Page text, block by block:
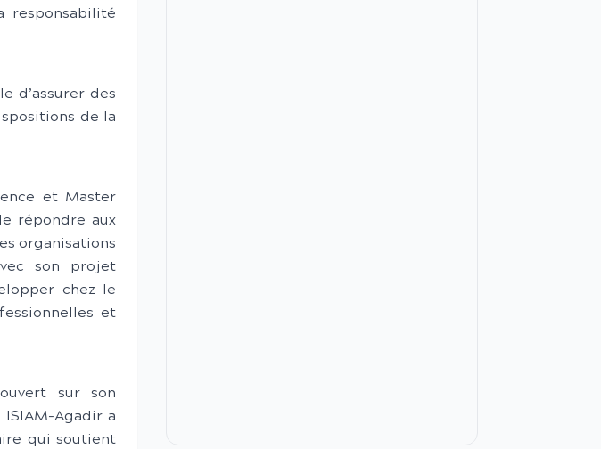
responsabilité
d’assurer des
de la
et Master
répondre aux
organisations
son projet
chez le
et
sur son
ISIAM-Agadir a
qui soutient